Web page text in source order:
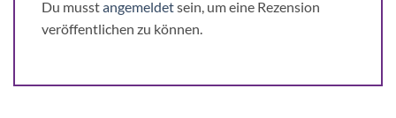
Du musstangemeldetsein, um eine Rezension
veröffentlichen zu können.